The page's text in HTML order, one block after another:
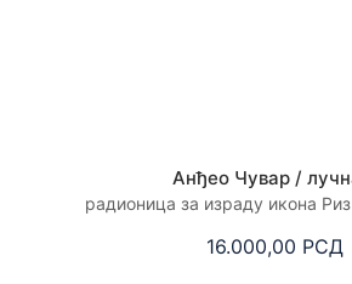
Анђео Чувар /
радионица за израду икона
16.000,00 РСД